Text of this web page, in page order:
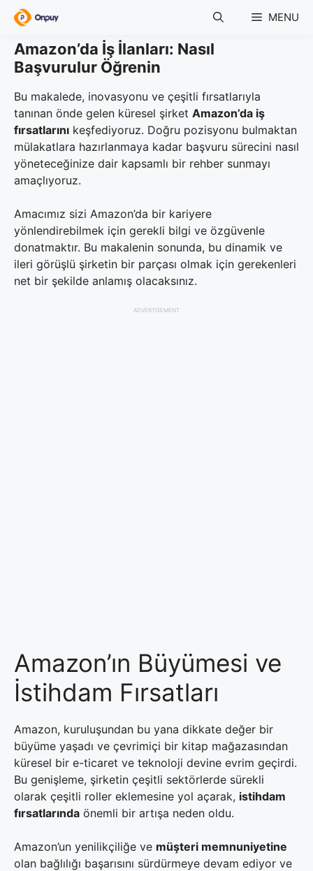
Skip
content
MENU
Amazon’da İş İlanları: Nasıl
Başvurulur Öğrenin
Bu makalede, inovasyonu ve çeşitli fırsatlarıyla
tanınan önde gelen küresel şirket Amazon’da iş
fırsatlarını keşfediyoruz. Doğru pozisyonu bulmaktan
mülakatlara hazırlanmaya kadar başvuru sürecini nasıl
yöneteceğinize dair kapsamlı bir rehber sunmayı
amaçlıyoruz.
Amacımız sizi Amazon’da bir kariyere
yönlendirebilmek için gerekli bilgi ve özgüvenle
donatmaktır. Bu makalenin sonunda, bu dinamik ve
ileri görüşlü şirketin bir parçası olmak için gerekenleri
net bir şekilde anlamış olacaksınız.
ADVERTISEMENT
Amazon’ın Büyümesi ve
İstihdam Fırsatları
Amazon, kuruluşundan bu yana dikkate değer bir
büyüme yaşadı ve çevrimiçi bir kitap mağazasından
küresel bir e-ticaret ve teknoloji devine evrim geçirdi.
Bu genişleme, şirketin çeşitli sektörlerde sürekli
olarak çeşitli roller eklemesine yol açarak, istihdam
fırsatlarında önemli bir artışa neden oldu.
Amazon’un yenilikçiliğe ve müşteri memnuniyetine
olan bağlılığı başarısını sürdürmeye devam ediyor ve